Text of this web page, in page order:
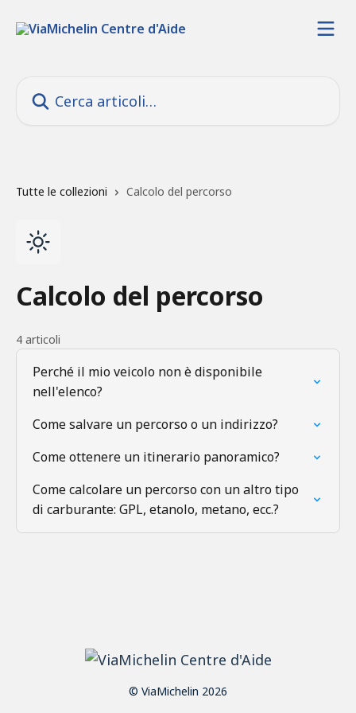
Tutte le collezioni Calcolo del percorso
Calcolo del percorso
4 articoli
Perché il mio veicolo non è disponibile
nell'elenco?
Come salvare un percorso o un indirizzo?
Come ottenere un itinerario panoramico?
Come calcolare un percorso con un altro tipo
di carburante: GPL, etanolo, metano, ecc.?
© ViaMichelin 2026